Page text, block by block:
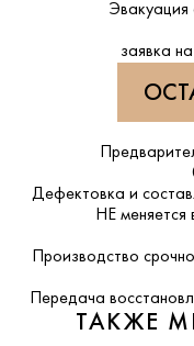
заявка
Дефектовка и
НЕ меняется
Производство
Передача
ТАКЖЕ